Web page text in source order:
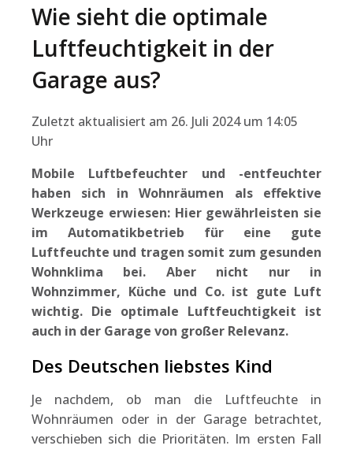
Wie sieht die optimale
Luftfeuchtigkeit in der
Garage aus?
Zuletzt aktualisiert am 26. Juli 2024 um 14:05
Uhr
Mobile Luftbefeuchter und -entfeuchter
haben sich in Wohnräumen als effektive
Werkzeuge erwiesen: Hier gewährleisten sie
im Automatikbetrieb für eine gute
Luftfeuchte und tragen somit zum gesunden
Wohnklima bei. Aber nicht nur in
Wohnzimmer, Küche und Co. ist gute Luft
wichtig. Die optimale Luftfeuchtigkeit ist
auch in der Garage von großer Relevanz.
Des Deutschen liebstes Kind
Je nachdem, ob man die Luftfeuchte in
Wohnräumen oder in der Garage betrachtet,
verschieben sich die Prioritäten. Im ersten Fall